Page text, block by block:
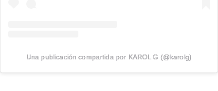
Una publicación compartida por KAROL G (@karolg)